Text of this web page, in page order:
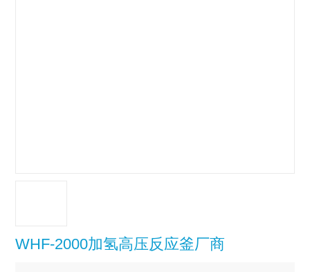
WHF-2000加氢高压反应釜厂商